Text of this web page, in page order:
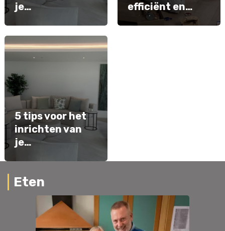
je…
efficiënt en…
5 tips voor het
inrichten van
je…
Eten